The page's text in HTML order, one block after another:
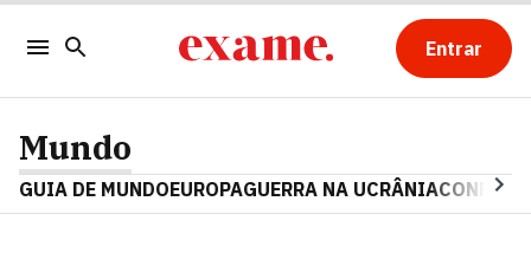
Entrar
Mundo
GUIA DE MUNDOEUROPAGUERRA NA UCRÂNIA